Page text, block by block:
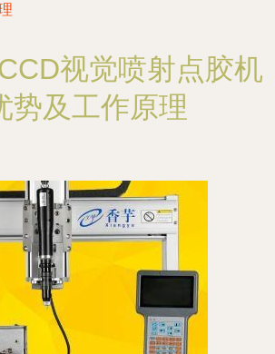
视觉喷射点胶机
势及工作原理